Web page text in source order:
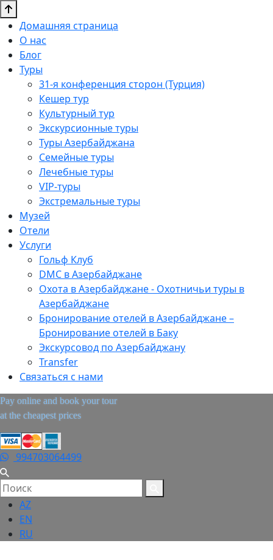
Домашняя страница
О нас
Блог
Туры
31-я конференция сторон (Турция)
Кешер тур
Культурный тур
Экскурсионные туры
Туры Азербайджана
Семейные туры
Лечебные туры
VIP-туры
Экстремальные туры
Музей
Отели
Услуги
Гольф Клуб
DMC в Азербайджане
Охота в Азербайджане - Охотничьи туры в
Азербайджане
Бронирование отелей в Азербайджане –
Бронирование отелей в Баку
Экскурсовод по Азербайджану
Transfer
Связаться с нами
Pay online and book your tour
at the cheapest prices
994703064499
AZ
EN
RU